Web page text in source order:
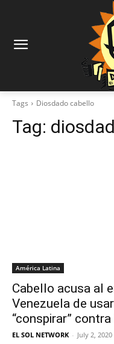
Tags Diosdado cabello
Tag:
América Latina
Cabello acusa al
Venezuela de
“conspirar”
EL SOL NETWORK - July 2, 2020